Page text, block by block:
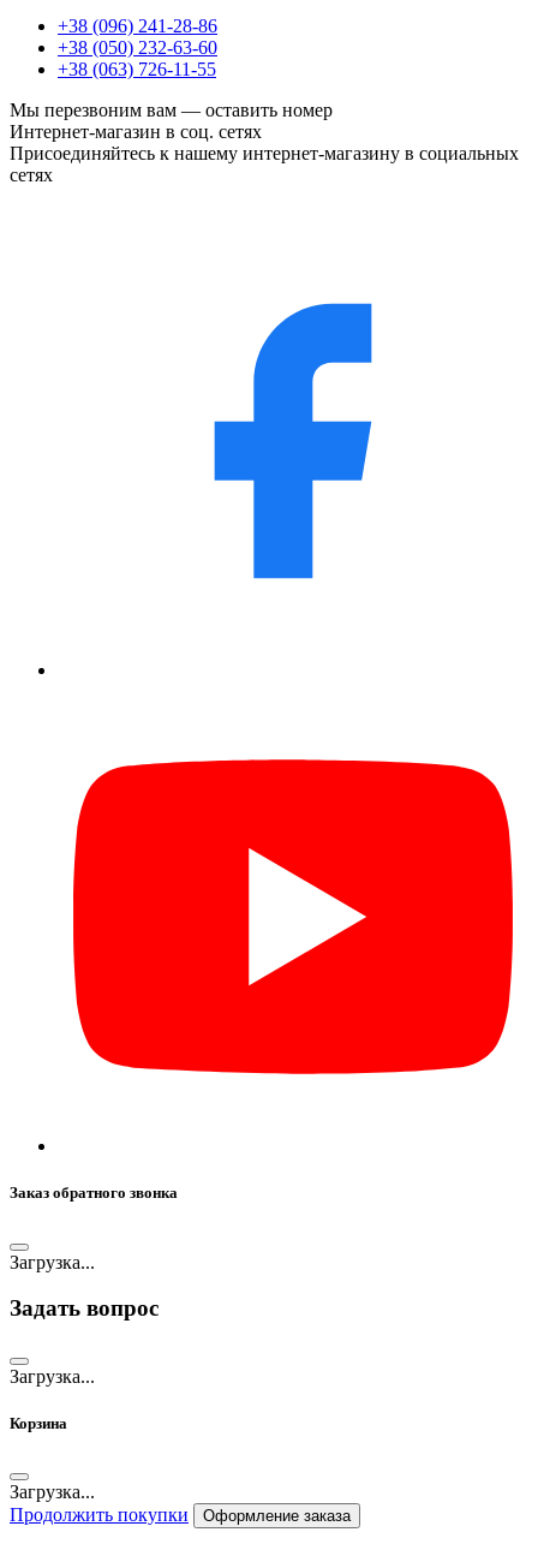
+38 (096) 241-28-86
+38 (050) 232-63-60
+38 (063) 726-11-55
Мы перезвоним вам — оставить номер
Интернет-магазин в соц. сетях
Присоединяйтесь к нашему интернет-магазину в социальных
сетях
Заказ обратного звонка
Загрузка...
Задать вопрос
Загрузка...
Корзина
Загрузка...
Продолжить покупки
Оформление заказа